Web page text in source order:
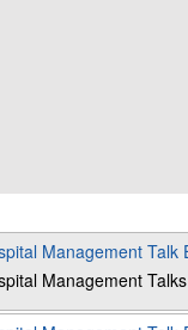
Management Talk
Management